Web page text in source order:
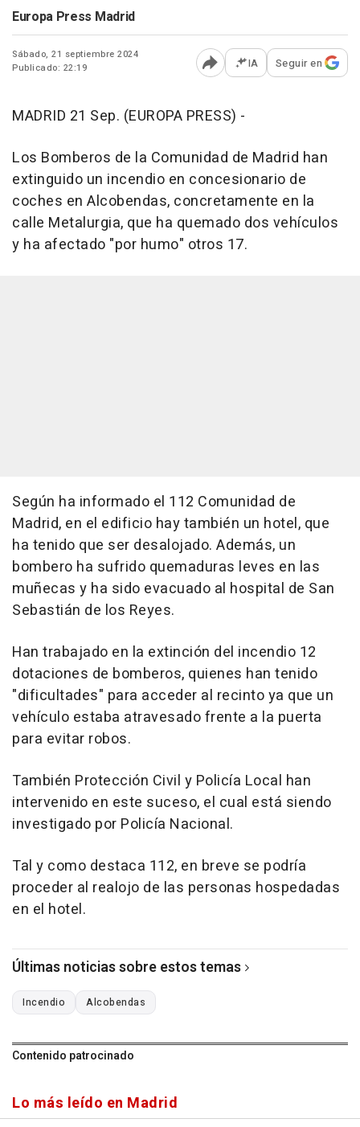
Europa Press Madrid
Sábado, 21 septiembre 2024
Publicado: 22:19
Abrir opciones para
IA Seguir en
MADRID 21 Sep. (EUROPA PRESS) -
Los Bomberos de la Comunidad de Madrid han
extinguido un incendio en concesionario de
coches en Alcobendas, concretamente en la
calle Metalurgia, que ha quemado dos vehículos
y ha afectado "por humo" otros 17.
Según ha informado el 112 Comunidad de
Madrid, en el edificio hay también un hotel, que
ha tenido que ser desalojado. Además, un
bombero ha sufrido quemaduras leves en las
muñecas y ha sido evacuado al hospital de San
Sebastián de los Reyes.
Han trabajado en la extinción del incendio 12
dotaciones de bomberos, quienes han tenido
"dificultades" para acceder al recinto ya que un
vehículo estaba atravesado frente a la puerta
para evitar robos.
También Protección Civil y Policía Local han
intervenido en este suceso, el cual está siendo
investigado por Policía Nacional.
Tal y como destaca 112, en breve se podría
proceder al realojo de las personas hospedadas
en el hotel.
Últimas noticias sobre estos temas
Incendio Alcobendas
Contenido patrocinado
Lo más leído en Madrid